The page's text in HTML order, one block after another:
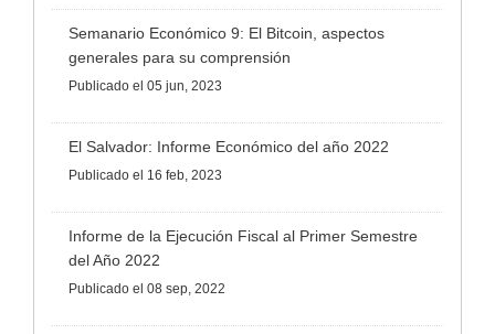
Semanario Económico 9: El Bitcoin, aspectos
generales para su comprensión
Publicado el 05 jun, 2023
El Salvador: Informe Económico del año 2022
Publicado el 16 feb, 2023
Informe de la Ejecución Fiscal al Primer Semestre
del Año 2022
Publicado el 08 sep, 2022